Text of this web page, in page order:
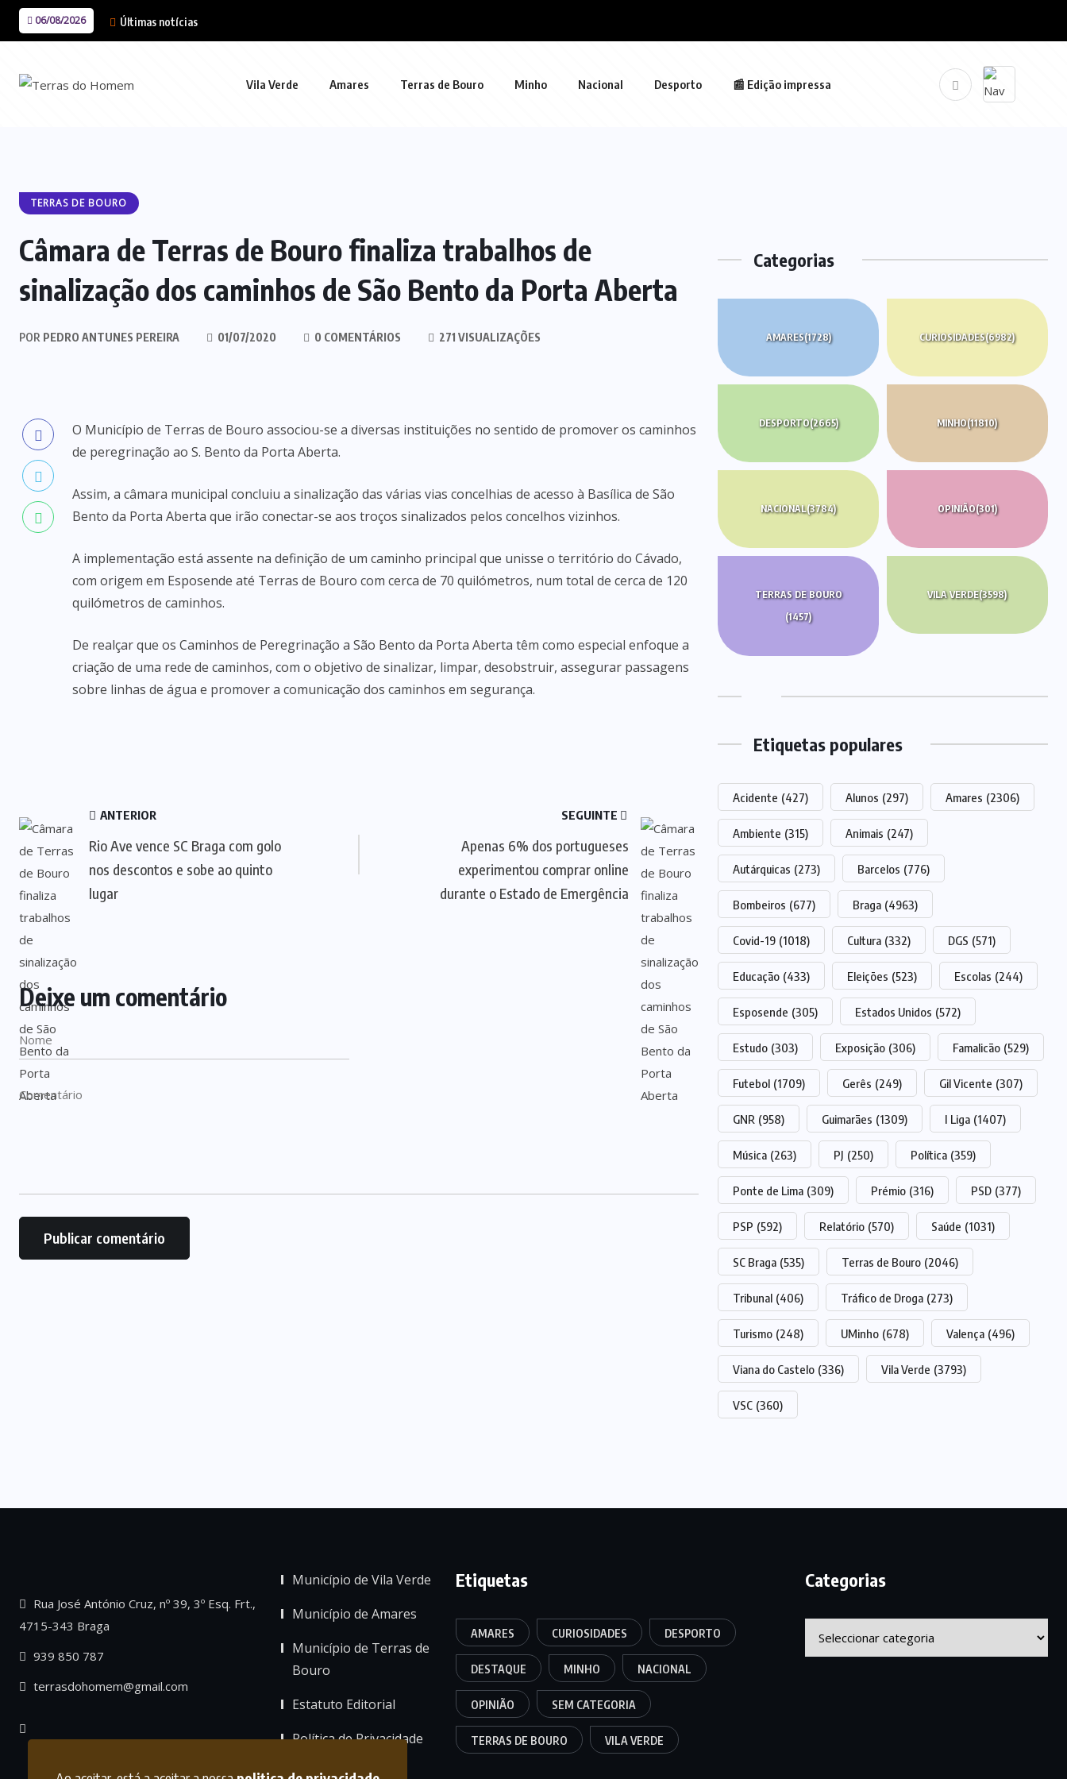
06/08/2026 Últimas notícias
Vila Verde Amares Terras de Bouro Minho Nacional Desporto 📰 Edição impressa
TERRAS DE BOURO
Câmara de Terras de Bouro finaliza trabalhos de
sinalização dos caminhos de São Bento da Porta Aberta
POR PEDRO ANTUNES PEREIRA 01/07/2020 0 COMENTÁRIOS 271 VISUALIZAÇÕES
O Município de Terras de Bouro associou-se a diversas instituições no sentido de promover os caminhos
de peregrinação ao S. Bento da Porta Aberta.
Assim, a câmara municipal concluiu a sinalização das várias vias concelhias de acesso à Basílica de São
Bento da Porta Aberta que irão conectar-se aos troços sinalizados pelos concelhos vizinhos.
A implementação está assente na definição de um caminho principal que unisse o território do Cávado,
com origem em Esposende até Terras de Bouro com cerca de 70 quilómetros, num total de cerca de 120
quilómetros de caminhos.
De realçar que os Caminhos de Peregrinação a São Bento da Porta Aberta têm como especial enfoque a
criação de uma rede de caminhos, com o objetivo de sinalizar, limpar, desobstruir, assegurar passagens
sobre linhas de água e promover a comunicação dos caminhos em segurança.
ANTERIOR
Rio Ave vence SC Braga com golo
nos descontos e sobe ao quinto
lugar
SEGUINTE
Apenas 6% dos portugueses
experimentou comprar online
durante o Estado de Emergência
Deixe um comentário
Categorias
AMARES(1728) CURIOSIDADES(6982)
DESPORTO(2665) MINHO(11810)
NACIONAL(3784) OPINIÃO(301)
TERRAS DE BOURO
(1457)
VILA VERDE(3598)
Etiquetas populares
Acidente (427) Alunos (297) Amares (2306)
Ambiente (315) Animais (247)
Autárquicas (273) Barcelos (776)
Bombeiros (677) Braga (4963)
Covid-19 (1018) Cultura (332) DGS (571)
Educação (433) Eleições (523) Escolas (244)
Esposende (305) Estados Unidos (572)
Estudo (303) Exposição (306) Famalicão (529)
Futebol (1709) Gerês (249) Gil Vicente (307)
GNR (958) Guimarães (1309) I Liga (1407)
Música (263) PJ (250) Política (359)
Ponte de Lima (309) Prémio (316) PSD (377)
PSP (592) Relatório (570) Saúde (1031)
SC Braga (535) Terras de Bouro (2046)
Tribunal (406) Tráfico de Droga (273)
Turismo (248) UMinho (678) Valença (496)
Viana do Castelo (336) Vila Verde (3793)
VSC (360)
Rua José António Cruz, nº 39, 3º Esq. Frt.,
4715-343 Braga
939 850 787
terrasdohomem@gmail.com
Município de Vila Verde
Município de Amares
Município de Terras de
Bouro
Estatuto Editorial
Política de Privacidade
Etiquetas
AMARES CURIOSIDADES DESPORTO
DESTAQUE MINHO NACIONAL
OPINIÃO SEM CATEGORIA
TERRAS DE BOURO VILA VERDE
Categorias